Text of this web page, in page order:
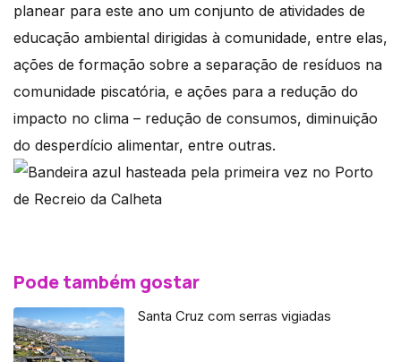
planear para este ano um conjunto de atividades de
educação ambiental dirigidas à comunidade, entre elas,
ações de formação sobre a separação de resíduos na
comunidade piscatória, e ações para a redução do
impacto no clima – redução de consumos, diminuição
do desperdício alimentar, entre outras.
Pode também gostar
Santa Cruz com serras vigiadas